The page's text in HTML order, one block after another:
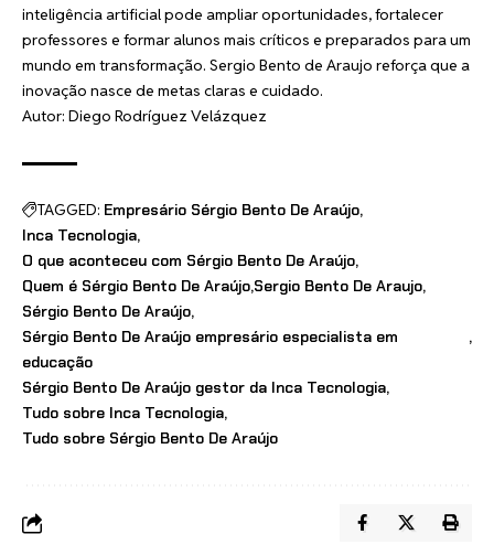
inteligência artificial pode ampliar oportunidades, fortalecer
professores e formar alunos mais críticos e preparados para um
mundo em transformação. Sergio Bento de Araujo reforça que a
inovação nasce de metas claras e cuidado.
Autor: Diego Rodríguez Velázquez
TAGGED: Empresário Sérgio Bento De Araújo
Inca Tecnologia
O que aconteceu com Sérgio Bento De Araújo
Quem é Sérgio Bento De Araújo Sergio Bento De Araujo
Sérgio Bento De Araújo
Sérgio Bento De Araújo empresário especialista em
educação
Sérgio Bento De Araújo gestor da Inca Tecnologia
Tudo sobre Inca Tecnologia
Tudo sobre Sérgio Bento De Araújo